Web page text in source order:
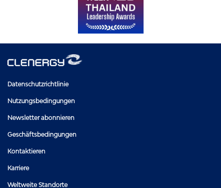
Datenschutzrichtlinie
Nutzungsbedingungen
Newsletter abonnieren
Geschäftsbedingungen
Kontaktieren
Karriere
Weltweite Standorte